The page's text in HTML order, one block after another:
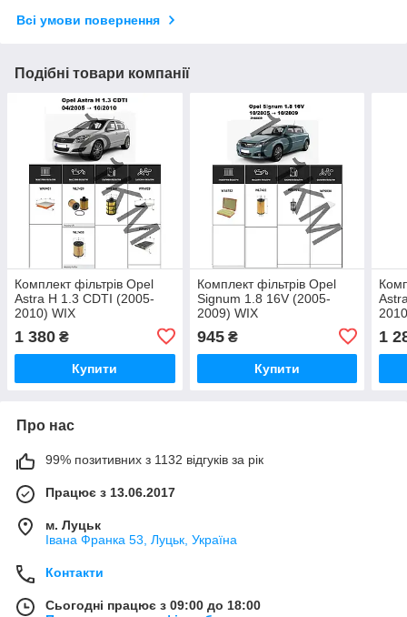
Всі умови повернення
Подібні товари компанії
Комплект фільтрів Opel
Astra H 1.3 CDTI (2005-
2010) WIX
1 380 ₴
Купити
Комплект фільтрів Opel
Signum 1.8 16V (2005-
2009) WIX
945₴
Купити
1
Про нас
99% позитивних з 1132 відгуків за рік
Працює з 13.06.2017
м. Луцьк
Івана Франка 53, Луцьк, Україна
Контакти
Сьогодні працює з 09:00 до 18:00